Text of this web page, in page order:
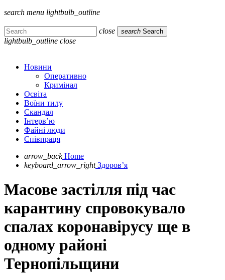
search menu lightbulb_outline
close search Search
lightbulb_outline close
Новини
Оперативно
Кримінал
Освіта
Воїни тилу
Скандал
Інтерв’ю
Файні люди
Співпраця
arrow_back Home
keyboard_arrow_right Здоров’я
Масове застілля під час
карантину спровокувало
спалах коронавірусу ще в
одному районі
Тернопільщини